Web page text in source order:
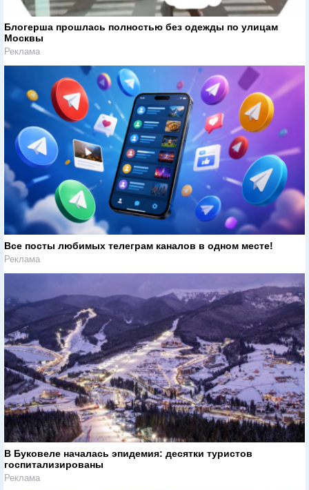
Блогерша прошлась полностью без одежды по улицам
Москвы
Реклама
Все посты любимых телеграм каналов в одном месте!
Реклама
В Буковеле началась эпидемия: десятки туристов
госпитализированы
Реклама